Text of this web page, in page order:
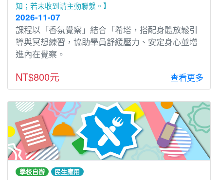
知；若未收到請主動聯繫。】
2026-11-07
課程以「香氛覺察」結合「希塔，搭配身體放鬆引
導與冥想練習，協助學員舒緩壓力、安定身心並增
進內在覺察。
NT$800元 查看更多
學校自辦 民生應用